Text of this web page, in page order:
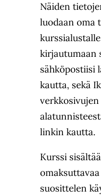
Näiden
luodaan oma
kirjautumaan
sähköpostiisi
kautta, sekä
linkin kautta.
Kurssi
suosittelen